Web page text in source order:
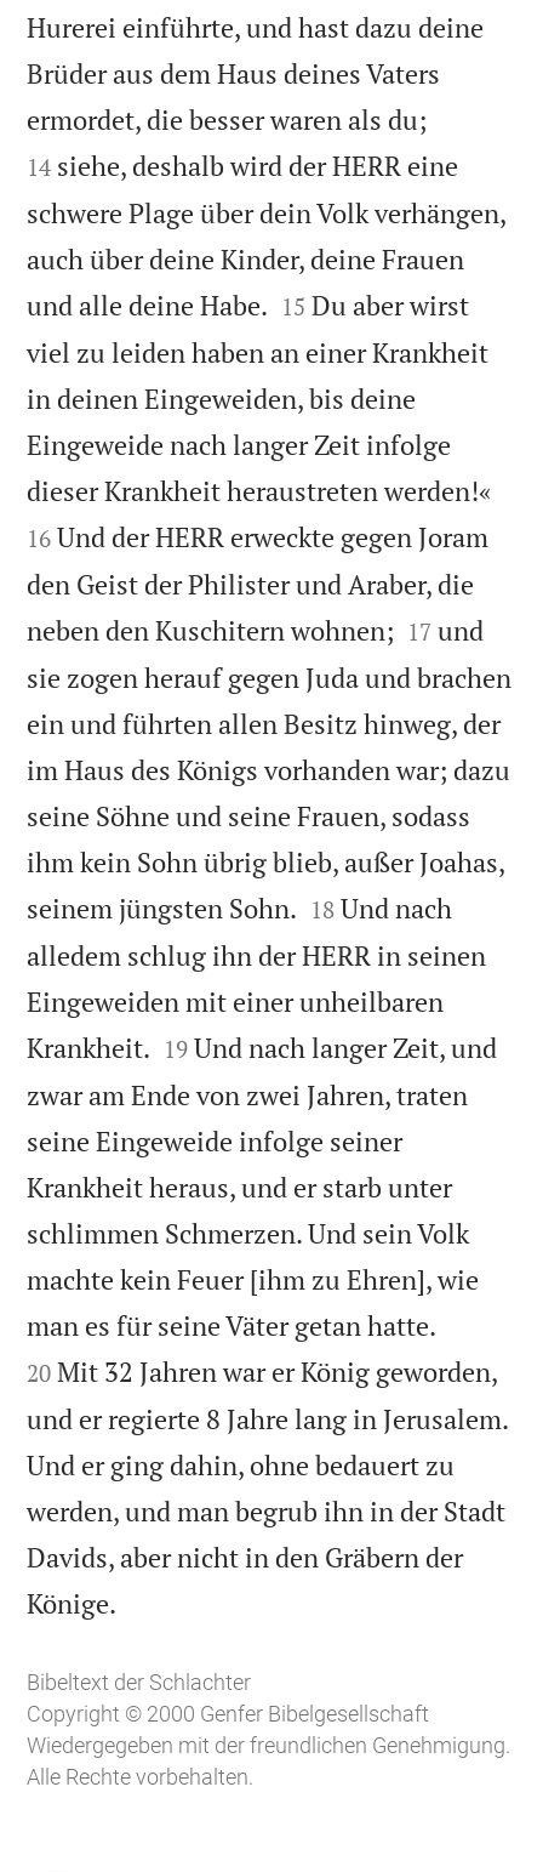
Hurerei einführte, und hast dazu deine
Brüder aus dem Haus deines Vaters
ermordet, die besser waren als du;
14 siehe, deshalb wird der HERR eine
schwere Plage über dein Volk verhängen,
auch über deine Kinder, deine Frauen
und alle deine Habe. 

15 Du aber wirst
viel zu leiden haben an einer Krankheit
in deinen Eingeweiden, bis deine
Eingeweide nach langer Zeit infolge
dieser Krankheit heraustreten werden!«
16 Und der HERR erweckte gegen Joram
den Geist der Philister und Araber, die
neben den Kuschitern wohnen; 

17 und
sie zogen herauf gegen Juda und brachen
ein und führten allen Besitz hinweg, der
im Haus des Königs vorhanden war; dazu
seine Söhne und seine Frauen, sodass
ihm kein Sohn übrig blieb, außer Joahas,
seinem jüngsten Sohn. 

18 Und nach
alledem schlug ihn der HERR in seinen
Eingeweiden mit einer unheilbaren
Krankheit. 

19 Und nach langer Zeit, und
zwar am Ende von zwei Jahren, traten
seine Eingeweide infolge seiner
Krankheit heraus, und er starb unter
schlimmen Schmerzen. Und sein Volk
machte kein Feuer [ihm zu Ehren], wie
man es für seine Väter getan hatte.
20 Mit 32 Jahren war er König geworden,
und er regierte 8 Jahre lang in Jerusalem.
Und er ging dahin, ohne bedauert zu
werden, und man begrub ihn in der Stadt
Davids, aber nicht in den Gräbern der
Könige.
Bibeltext der Schlachter
Copyright © 2000 Genfer Bibelgesellschaft
Wiedergegeben mit der freundlichen Genehmigung.
Alle Rechte vorbehalten.